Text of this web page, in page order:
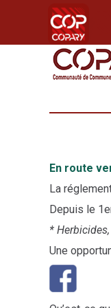
En route
La
Depuis le
*
Une